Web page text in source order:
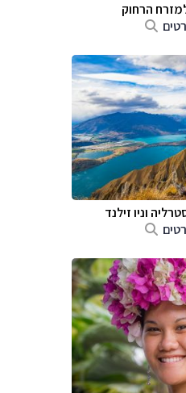
הרחוק
וניו זילנד